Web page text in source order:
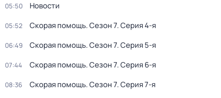
05:50 Новости
05:52 Скорая помощь. Сезон 7. Серия 4-я
06:49 Скорая помощь. Сезон 7. Серия 5-я
07:44 Скорая помощь. Сезон 7. Серия 6-я
08:36 Скорая помощь. Сезон 7. Серия 7-я